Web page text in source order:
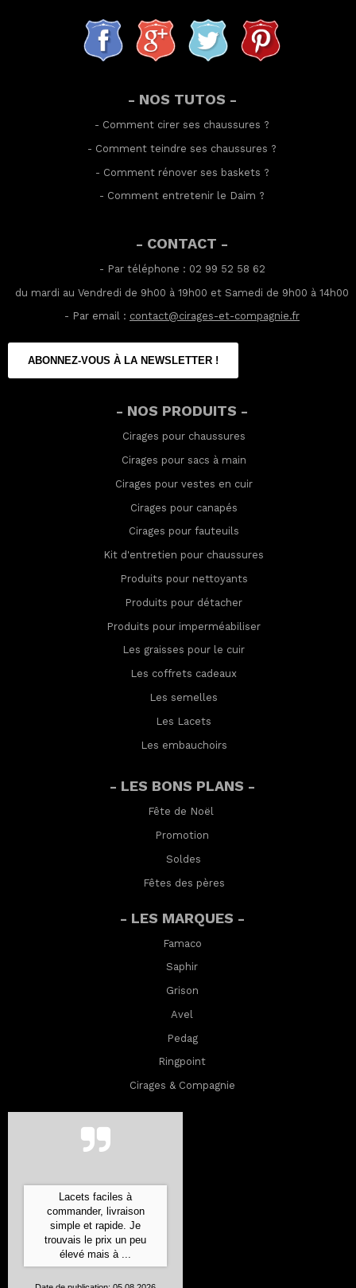
- NOS TUTOS -
- Comment cirer ses chaussures ?
- Comment teindre ses chaussures ?
- Comment rénover ses baskets ?
- Comment entretenir le Daim ?
- CONTACT -
- Par téléphone : 02 99 52 58 62
du mardi au Vendredi de 9h00 à 19h00 et Samedi de 9h00 à 14h00
- Par email : contact@cirages-et-compagnie.fr
ABONNEZ-VOUS À LA NEWSLETTER !
- NOS PRODUITS -
Cirages pour chaussures
Cirages pour sacs à main
Cirages pour vestes en cuir
Cirages pour canapés
Cirages pour fauteuils
Kit d'entretien pour chaussures
Produits pour nettoyants
Produits pour détacher
Produits pour imperméabiliser
Les graisses pour le cuir
Les coffrets cadeaux
Les semelles
Les Lacets
Les embauchoirs
- LES BONS PLANS -
Fête de Noël
Promotion
Soldes
Fêtes des pères
- LES MARQUES -
Famaco
Saphir
Grison
Avel
Pedag
Ringpoint
Cirages & Compagnie
Lacets faciles à
commander, livraison
simple et rapide. Je
trouvais le prix un peu
élevé mais à ...